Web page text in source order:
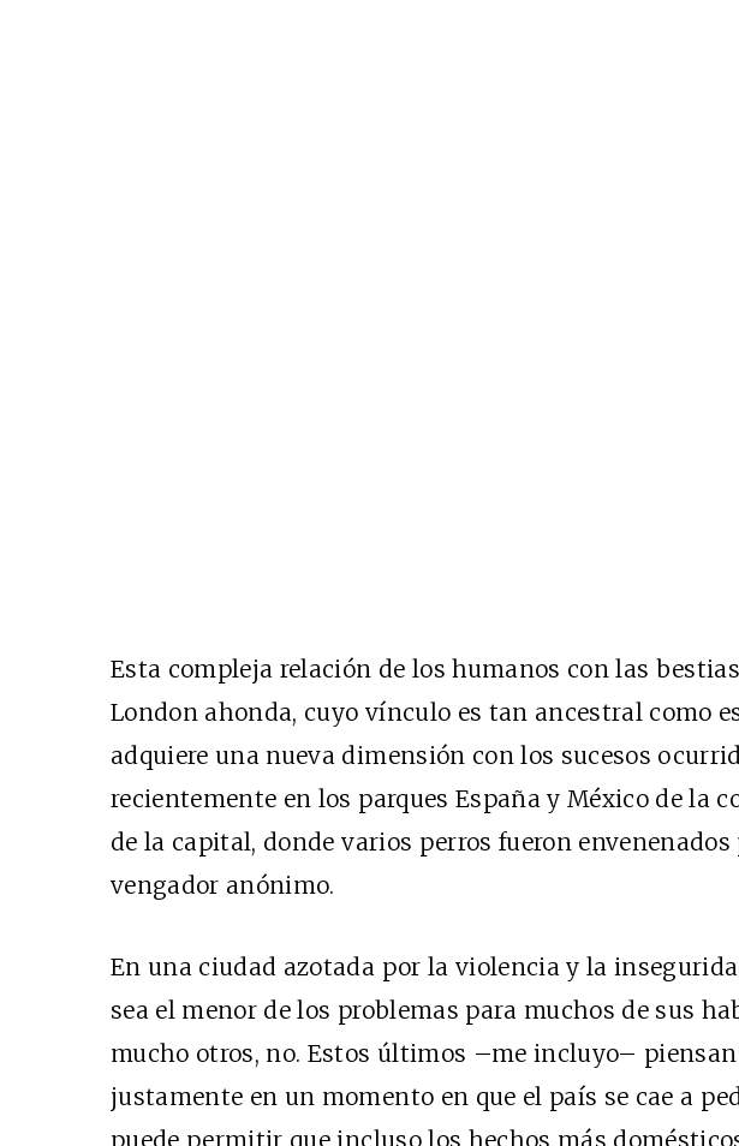
Esta compleja relación de los humanos con las
London ahonda, cuyo vínculo es tan ancestral como
adquiere una nueva dimensión con los sucesos
recientemente en los parques España y México de la
de la capital, donde varios perros fueron
vengador anónimo.
En una ciudad azotada por la violencia y la
sea el menor de los problemas para muchos de sus
mucho otros, no. Estos últimos –me incluyo– piensan
justamente en un momento en que el país se cae a
puede permitir que incluso los hechos más